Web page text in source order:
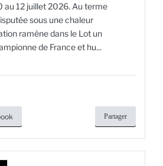
au 12 juillet 2026. Au terme
sous une chaleur
ramène dans le Lot un
de France et hu...
Partager